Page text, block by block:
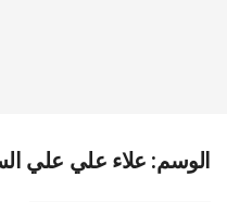
الوسم: علاء علي علي